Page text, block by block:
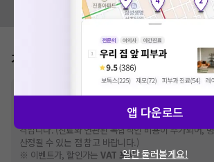
모두닥 팀에 알려주세요!
가격표
※비급여 항목의 경우,추가비용 등으로 실제 가격과
한 가격은 해당 의료기관에 직접 문의해주세요.
건강보험심사평가원에 고지되어
격입니다. (진료와 연관된 복합적인 비용이 추가되어,
산정될 수 있는 점 참고 바랍니다.)
※ 이벤트가, 할인가는VAT 포함
앱 다운로드
일단 둘러볼게요!